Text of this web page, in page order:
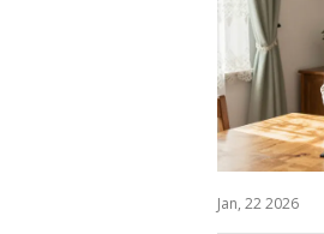
Jan, 22 2026